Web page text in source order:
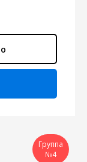
Группа
№4